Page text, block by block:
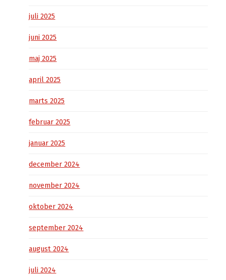
juli 2025
juni 2025
maj 2025
april 2025
marts 2025
februar 2025
januar 2025
december 2024
november 2024
oktober 2024
september 2024
august 2024
juli 2024